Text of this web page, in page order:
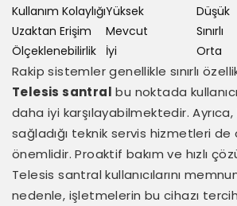
Kullanım KolaylığıYüksek
Düşük
Uzaktan Erişim
Mevcut
Sınırlı
Ölçeklenebilirlik
İyi Orta
Rakip sistemler genellikle sınırlı
Telesis santral bu noktada
daha iyi karşılayabilmektedir.
sağladığı teknik servis hizmetleri de
önemlidir. Proaktif bakım ve hızlı
Telesis santral kullanıcılarını
nedenle, işletmelerin bu cihazı